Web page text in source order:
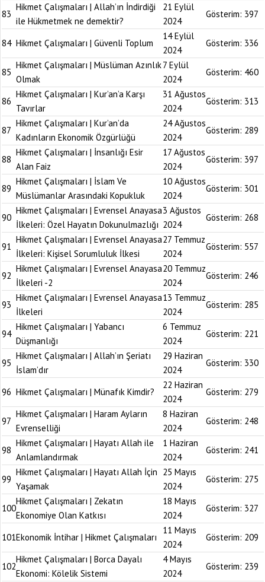
83
Hikmet Çalışmaları | Allah’ın İndirdiği
ile Hükmetmek ne demektir?
21 Eylül
2024
Gösterim: 397
84 Hikmet Çalışmaları | Güvenli Toplum
14 Eylül
2024
Gösterim: 336
85
Hikmet Çalışmaları | Müslüman Azınlık
Olmak
7 Eylül
2024
Gösterim: 460
86
Hikmet Çalışmaları | Kur’an’a Karşı
Tavırlar
31 Ağustos
2024
Gösterim: 313
87
Hikmet Çalışmaları | Kur’an’da
Kadınların Ekonomik Özgürlüğü
24 Ağustos
2024
Gösterim: 289
88
Hikmet Çalışmaları | İnsanlığı Esir
Alan Faiz
17 Ağustos
2024
Gösterim: 397
89
Hikmet Çalışmaları | İslam Ve
Müslümanlar Arasındaki Kopukluk
10 Ağustos
2024
Gösterim: 301
90
Hikmet Çalışmaları | Evrensel Anayasa
İlkeleri: Özel Hayatın Dokunulmazlığı
3 Ağustos
2024
Gösterim: 268
91
Hikmet Çalışmaları | Evrensel Anayasa
İlkeleri: Kişisel Sorumluluk İlkesi
27 Temmuz
2024
Gösterim: 557
92
Hikmet Çalışmaları | Evrensel Anayasa
İlkeleri -2
20 Temmuz
2024
Gösterim: 246
93
Hikmet Çalışmaları | Evrensel Anayasa
İlkeleri
13 Temmuz
2024
Gösterim: 285
94
Hikmet Çalışmaları | Yabancı
Düşmanlığı
6 Temmuz
2024
Gösterim: 221
95
Hikmet Çalışmaları | Allah’ın Şeriatı
İslam’dır
29 Haziran
2024
Gösterim: 330
96 Hikmet Çalışmaları | Münafık Kimdir?
22 Haziran
2024
Gösterim: 279
97
Hikmet Çalışmaları | Haram Ayların
Evrenselliği
8 Haziran
2024
Gösterim: 248
98
Hikmet Çalışmaları | Hayatı Allah ile
Anlamlandırmak
1 Haziran
2024
Gösterim: 241
99
Hikmet Çalışmaları | Hayatı Allah İçin
Yaşamak
25 Mayıs
2024
Gösterim: 275
100
Hikmet Çalışmaları | Zekatın
Ekonomiye Olan Katkısı
18 Mayıs
2024
Gösterim: 327
101Ekonomik İntihar | Hikmet Çalışmaları
11 Mayıs
2024
Gösterim: 209
102
Hikmet Çalışmaları | Borca Dayalı
Ekonomi: Kölelik Sistemi
4 Mayıs
2024
Gösterim: 239